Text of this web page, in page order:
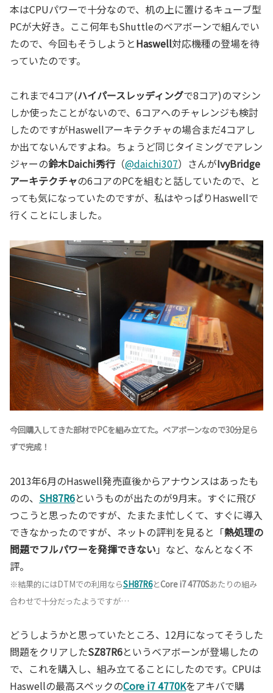
本はCPUパワーで十分なので、机の上に置けるキューブ型
PCが大好き。ここ何年もShuttleのベアボーンで組んでい
たので、今回もそうしようとHaswell対応機種の登場を待
っていたのです。
これまで4コア(ハイパースレッディングで8コア)のマシン
しか使ったことがないので、6コアへのチャレンジも検討
したのですがHaswellアーキテクチャの場合まだ4コアし
か出てないんですよね。ちょうど同じタイミングでアレン
ジャーの鈴木Daichi秀行 （@daichi307）さんがIvyBridge
アーキテクチャの6コアのPCを組むと話していたので、と
っても気になっていたのですが、私はやっぱりHaswellで
行くことにしました。
今回購入してきた部材でPCを組み立てた。ベアボーンなので30分足ら
ずで完成！
2013年6月のHaswell発売直後からアナウンスはあったも
のの、 SH87R6というものが出たのが9月末。すぐに飛び
つこうと思ったのですが、たまたま忙しくて、すぐに導入
できなかったのですが、ネットの評判を見ると「熱処理の
問題でフルパワーを発揮できない 」など、なんとなく不
評。
※結果的にはDTMでの利用ならSH87R6とCore i7 4770Sあたりの組み
合わせで十分だったようですが…
どうしようかと思っていたところ、12月になってそうした
問題をクリアしたSZ87R6というベアボーンが登場したの
で、これを購入し、組み立てることにしたのです。CPUは
Haswellの最高スペックのCore i7 4770Kをアキバで購